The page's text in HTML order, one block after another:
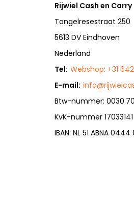
Rijwiel Cash en Carry
Tongelresestraat 250
5613 DV Eindhoven
Nederland
Tel: Webshop: +31
E-mail:
Btw-nummer:
KvK-nummer 17033141
IBAN: NL 51 ABNA